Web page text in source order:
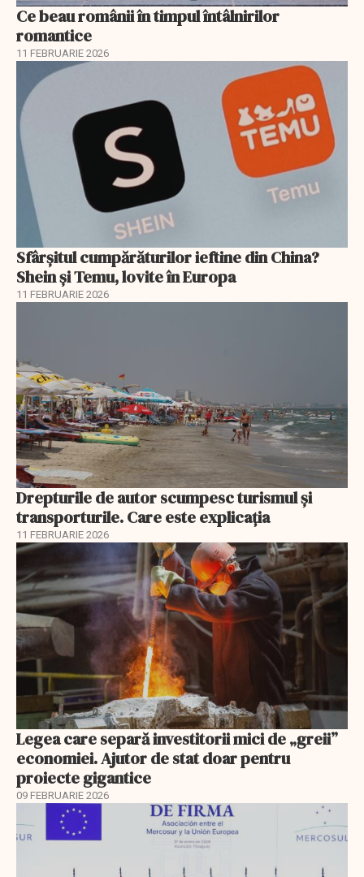
Ce beau românii în timpul întâlnirilor
romantice
11 FEBRUARIE 2026
Sfârșitul cumpărăturilor ieftine din China?
Shein și Temu, lovite în Europa
11 FEBRUARIE 2026
Drepturile de autor scumpesc turismul și
transporturile. Care este explicația
11 FEBRUARIE 2026
Legea care separă investitorii mici de „greii”
economiei. Ajutor de stat doar pentru
proiecte gigantice
09 FEBRUARIE 2026